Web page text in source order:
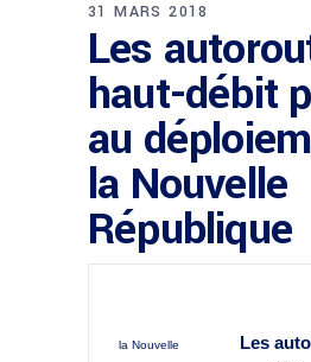
31 MARS 2018
Les
haut-débit
au
la Nouvelle
République
la Nouvelle
Les